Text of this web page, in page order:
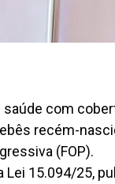
com
recém-
(FOP).
15.094/25,